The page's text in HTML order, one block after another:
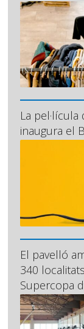
La pel·lícula
inaugura el
El pavelló
340
Supercopa